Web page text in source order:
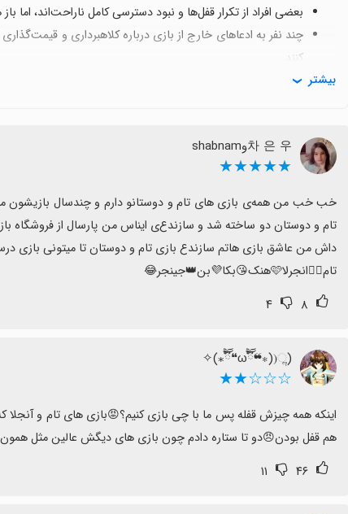
بعضی افراد از تکرار قفل‌ها و نبود دسترسی کامل ناراحت‌اند، اما
چند نفر به ادعاهای خارج از بازی درباره کلاهبرداری و
کنند.
برخی نسبت به نسخه‌های قبلی تام و دوستان تفاوت‌ها را
همه چیز باید باز باشد، گزینه‌های دیگری هم هست که شاید
بیشتر
차 은 우وshabnam
★★★★★
تام❤️‍🔥انجرلا🩷هنک😘بکا💜بن👑جینجر😂
۸ ۴
((ૢ(⁎❝ົཽω❝ົཽ⁎)✧
☆☆☆★★
هم قفل بودن😠دو تا ستاره دادم چون بازی های دیگش عالین مثل
۴۶ ۱۱